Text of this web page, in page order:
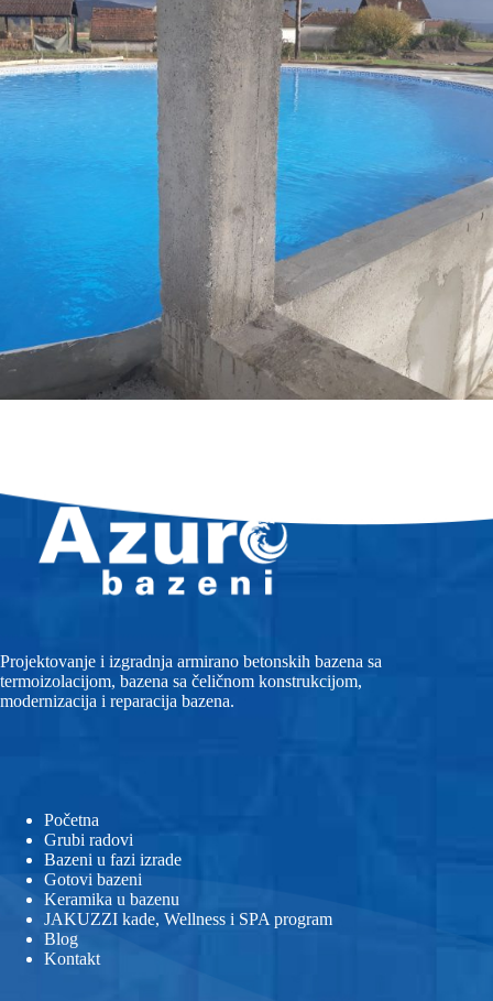
Projektovanje i izgradnja armirano betonskih bazena sa
termoizolacijom, bazena sa čeličnom konstrukcijom,
modernizacija i reparacija bazena.
Početna
Grubi radovi
Bazeni u fazi izrade
Gotovi bazeni
Keramika u bazenu
JAKUZZI kade, Wellness i SPA program
Blog
Kontakt